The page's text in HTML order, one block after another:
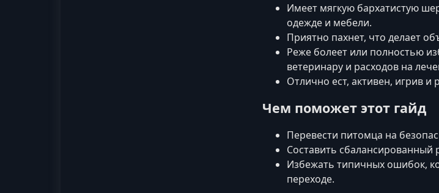
Имеет мягкую бархатистую
одежде и мебели.
Приятно пахнет, что делает
Реже болеет или полностью
ветеринару и расходов на
Отлично ест, активен, игрив
Чем поможет этот гайд
Перевести питомца на
Составить
Избежать типичных ошибок,
переходе.